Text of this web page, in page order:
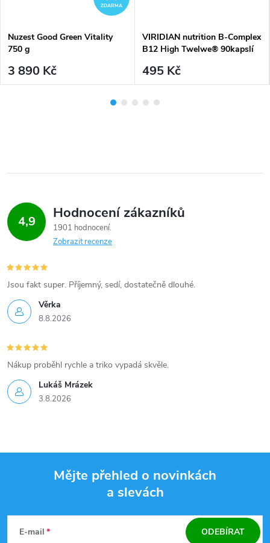
ZDARMA
Nuzest Good Green Vitality
750 g
3 890 Kč
VIRIDIAN nutrition B-Complex
B12 High Twelwe® 90kapslí
495 Kč
4,9 Hodnocení zákazníků
1901 hodnocení
Zobrazit recenze
Věrka
8.8.2026
Jsou fakt super. Příjemný, sedí, dostatečně dlouhé.
Lukáš Mrázek
3.8.2026
Nákup proběhl rychle a triko vypadá skvěle.
Mějte přehled o novinkách
a slevách
E-mail ODEBÍRAT